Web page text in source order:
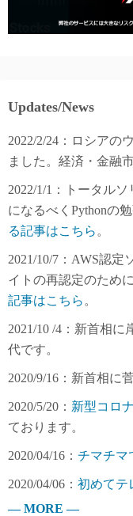
Updates/News
2022/2/24：ロシアの
ました。経済・金融
2022/1/1：トータル
になるべくPythonの
る記事はこちら 。
2021/10/7：AWS認
イトの再認定のため
記事はこちら 。
2021/10 /4：新首相
代です。
2020/9/16：新首相に
2020/5/20： 新型コロ
ております。
2020/04/16： チマチマ
2020/04/06： 初めてテ
— MORE —